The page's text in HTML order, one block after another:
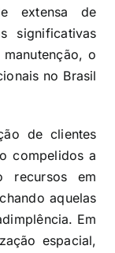
extensa de
significativas
o
no Brasil
de clientes
compelidos a
recursos em
aquelas
Em
espacial,